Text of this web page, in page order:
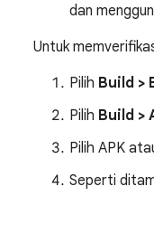
dan
Untuk
Pilih Build >
Pilih Build >
Pilih APK
Seperti